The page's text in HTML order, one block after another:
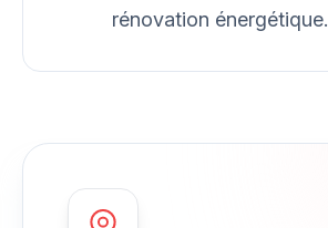
rénovation énergétique.